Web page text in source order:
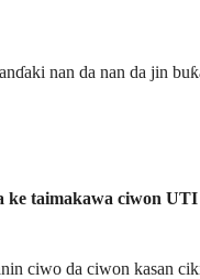
nan da nan da jin
ke taimakawa ciwon UTI
ciwo da ciwon kasan